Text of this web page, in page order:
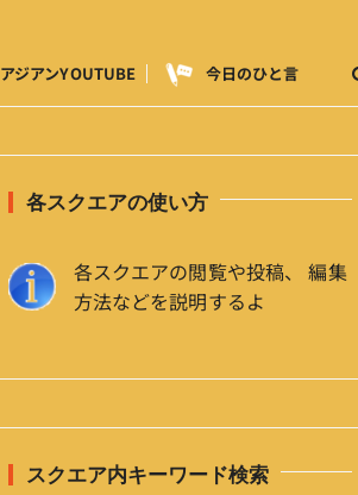
アジアンYOUTUBE 今日のひと言
各スクエアの使い方
各スクエアの閲覧や投稿、 編集
方法などを説明するよ
スクエア内キーワード検索